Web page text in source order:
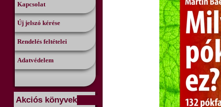
Kapcsolat
Új jelszó kérése
Rendelés feltételei
Adatvédelem
Akciós könyvek